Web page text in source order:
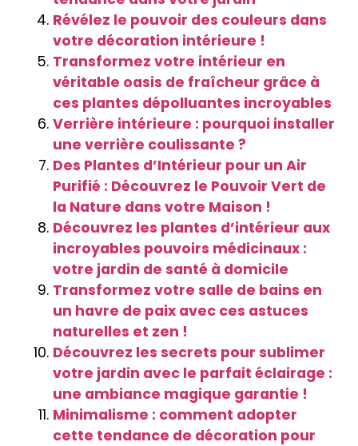
Révélez le pouvoir des couleurs dans
votre décoration intérieure !
Transformez votre intérieur en
véritable oasis de fraîcheur grâce à
ces plantes dépolluantes incroyables
Verrière intérieure : pourquoi installer
une verrière coulissante ?
Des Plantes d’Intérieur pour un Air
Purifié : Découvrez le Pouvoir Vert de
la Nature dans votre Maison !
Découvrez les plantes d’intérieur aux
incroyables pouvoirs médicinaux :
votre jardin de santé à domicile
Transformez votre salle de bains en
un havre de paix avec ces astuces
naturelles et zen !
Découvrez les secrets pour sublimer
votre jardin avec le parfait éclairage :
une ambiance magique garantie !
Minimalisme : comment adopter
cette tendance de décoration pour